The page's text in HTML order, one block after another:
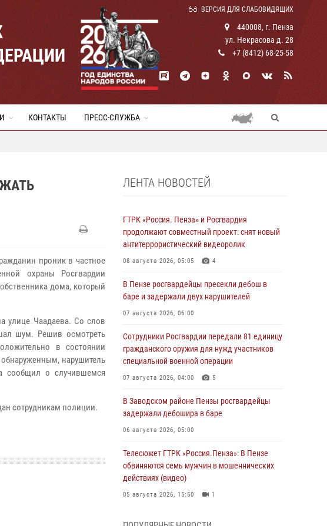
ВЕРСИЯ ДЛЯ СЛАБОВИДЯЩИХ
440008, г. Пенза
ул. Некрасова д. 28
+7 (8412) 68-25-58
КОНТАКТЫ ПРЕСС-СЛУЖБА
проник в частное
охраны Росгвардии
дома, который
улице Чаадаева. Со слов
шум. Решив осмотреть
в состоянии
нарушитель
сообщил о случившемся
сотрудникам полиции.
ЛЕНТА НОВОСТЕЙ
ГТРК «Россия. Пенза» и Росгвардия
продолжают совместный проект: снят новый
антитеррористический видеоролик
08 августа 2026, 05:05 4
В Пензе росгвардейцы пресекли дебош в
баре и задержали двух нарушителей
07 августа 2026, 06:00
Сотрудники Росгвардии передали 81 единицу
гражданского оружия для нужд участников
специальной военной операции
07 августа 2026, 04:00 5
В Заводском районе Пензы росгвардейцы
задержали дебошира в баре
06 августа 2026, 05:00
Телесюжет ГТРК «Россия.Пенза»: В Пензе
обвиняются семь мужчин в мошеннических
действиях (видео)
05 августа 2026, 15:50 1